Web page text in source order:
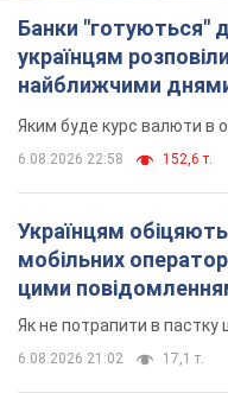
Банки "готуються"
українцям
найближчими
Яким буде курс валюти в
6.08.2026 22:58 152,6 т.
Українцям
мобільних
цими
Як не потрапити в пастку
6.08.2026 21:02 17,1 т.